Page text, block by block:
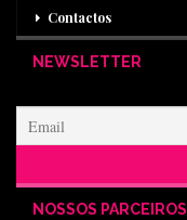
Contactos
NEWSLETTER
NOSSOS PARCEIROS